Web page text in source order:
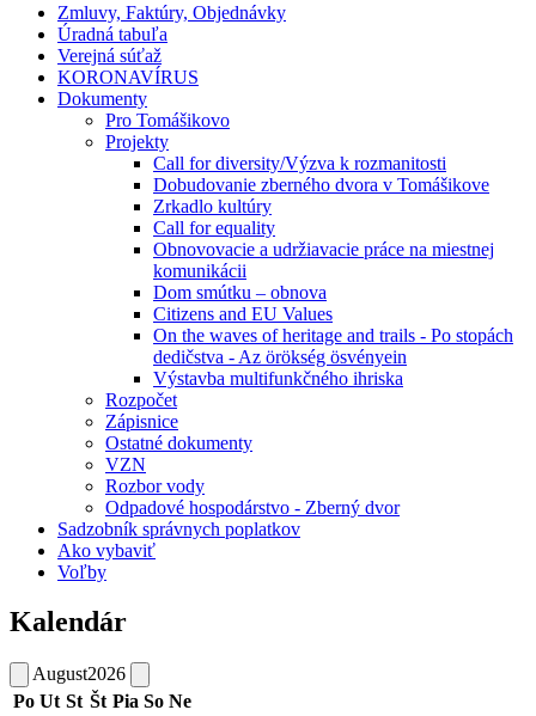
Zmluvy, Faktúry, Objednávky
Úradná tabuľa
Verejná súťaž
KORONAVÍRUS
Dokumenty
Pro Tomášikovo
Projekty
Call for diversity/Výzva k rozmanitosti
Dobudovanie zberného dvora v Tomášikove
Zrkadlo kultúry
Call for equality
Obnovovacie a udržiavacie práce na miestnej
komunikácii
Dom smútku – obnova
Citizens and EU Values
On the waves of heritage and trails - Po stopách
dedičstva - Az örökség ösvényein
Výstavba multifunkčného ihriska
Rozpočet
Zápisnice
Ostatné dokumenty
VZN
Rozbor vody
Odpadové hospodárstvo - Zberný dvor
Sadzobník správnych poplatkov
Ako vybaviť
Voľby
Kalendár
August2026
Po Ut St Št Pia So Ne